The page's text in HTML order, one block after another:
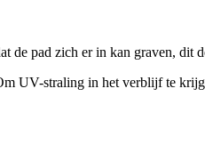
de pad zich er in kan graven, dit
UV-straling in het verblijf te